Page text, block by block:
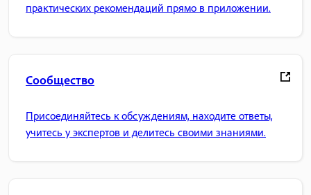
практических рекомендаций прямо в приложении.
Сообщество
Присоединяйтесь к обсуждениям, находите ответы,
учитесь у экспертов и делитесь своими знаниями.